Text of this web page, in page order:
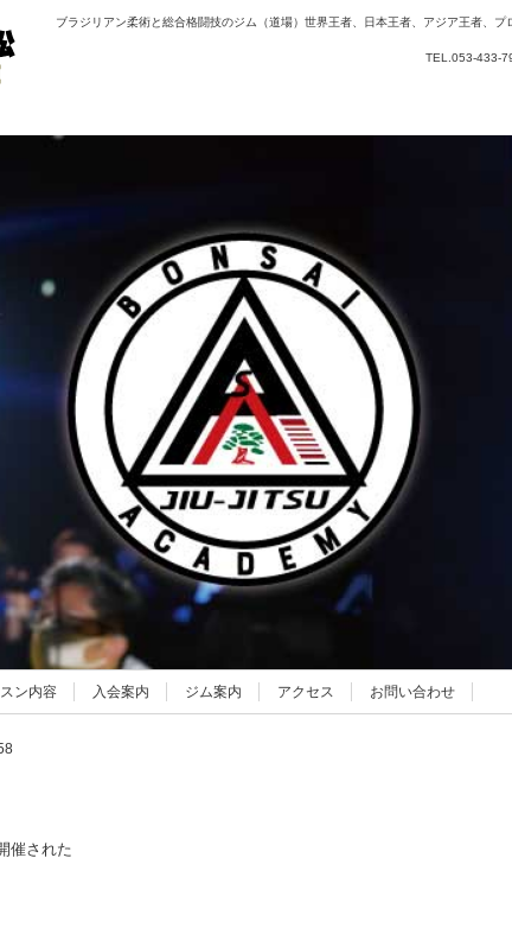
ブラジリアン柔術と総合格闘技のジム（道場）世界王者、日本王者、アジア王者、プ
TEL.053-433-
ン内容 入会案内 ジム案内 アクセス お問い合わせ
催された